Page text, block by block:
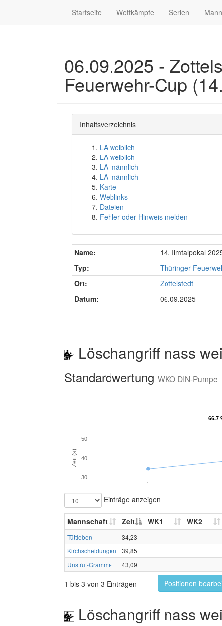
Startseite Wettkämpfe Serien
06.09.2025 -
Feuerwehr-Cup
Inhaltsverzeichnis
LA weiblich
LA weiblich
LA männlich
LA männlich
Karte
Weblinks
Dateien
Fehler oder Hinweis melden
Name:
14. Ilmtalpokal
Typ:
Thüringer
Ort:
Zottelstedt
Datum:
06.09.2025
Löschangriff nass
Standardwertung WKO DIN-Pumpe
66.7
66.7
Zeit (s)
1.
30
40
50
Einträge anzeigen
Mannschaft Zeit WK1 WK2
Tüttleben
34,23
Kirchscheidungen
39,85
Unstrut-Gramme
43,09
1 bis 3 von 3 Einträgen Positionen
Löschangriff nass